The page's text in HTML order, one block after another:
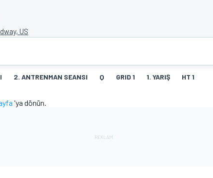
US
2. ANTRENMAN SEANSI Q GRID 1 1. YARIŞ HT 1
'ya dönün.